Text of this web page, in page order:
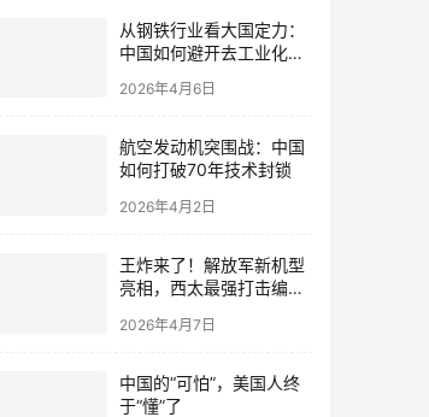
从钢铁行业看大国定力：
中国如何避开去工业化陷
2026年4月6日
航空发动机突围战：中国
如何打破70年技术封锁
2026年4月2日
王炸来了！解放军新机型
亮相，西太最强打击编队
2026年4月7日
中国的“可怕”，美国人终
于“懂”了